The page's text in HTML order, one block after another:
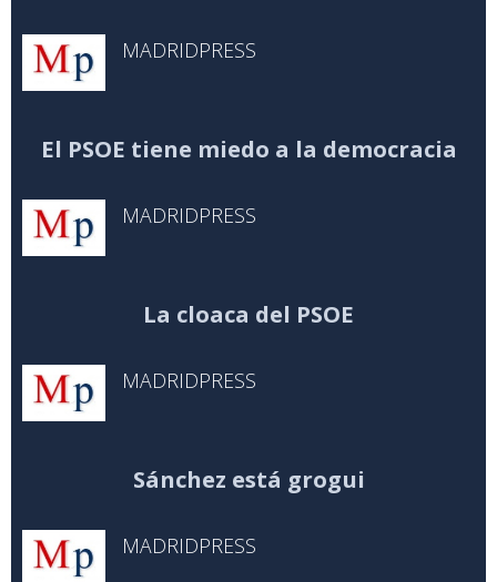
MADRIDPRESS
El PSOE tiene miedo a la democracia
MADRIDPRESS
La cloaca del PSOE
MADRIDPRESS
Sánchez está grogui
MADRIDPRESS